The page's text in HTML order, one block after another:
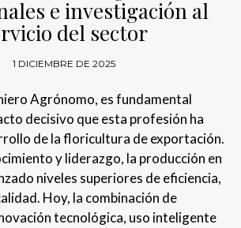
e investigación al
del sector
1 DICIEMBRE DE 2025
Agrónomo, es fundamental
decisivo que esta profesión ha
de la floricultura de exportación.
y liderazgo, la producción en
niveles superiores de eficiencia,
Hoy, la combinación de
tecnológica, uso inteligente